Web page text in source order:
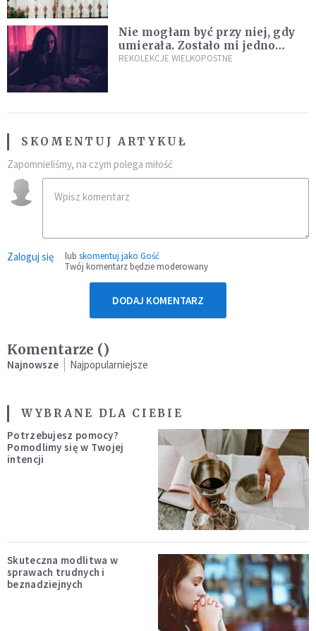
Nie mogłam być przy niej, gdy
umierała. Zostało mi jedno
wspomnienie [Siedem Boleści]
REKOLEKCJE WIELKOPOSTNE
SKOMENTUJ ARTYKUŁ
Zapomnieliśmy, na czym polega miłość
Zaloguj się lub skomentuj jako Gość
Twój komentarz będzie moderowany
DODAJ KOMENTARZ
Komentarze ()
Najnowsze Najpopularniejsze
WYBRANE DLA CIEBIE
Potrzebujesz pomocy?
Pomodlimy się w Twojej
intencji
Skuteczna modlitwa w
sprawach trudnych i
beznadziejnych